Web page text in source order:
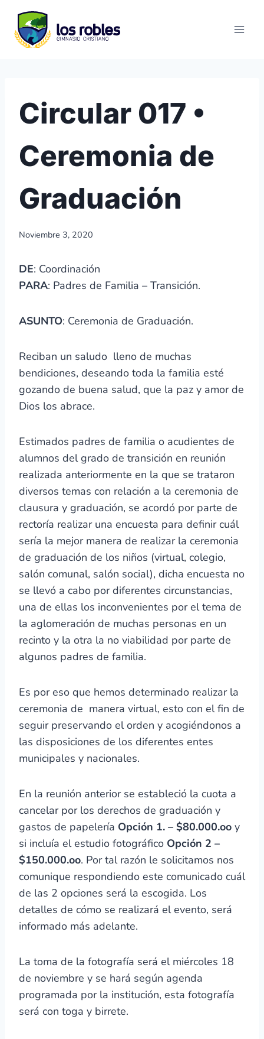
Saltar
contenido
Circular 017 •
Ceremonia de
Graduación
Noviembre 3, 2020
DE: Coordinación
PARA: Padres de Familia – Transición.
ASUNTO: Ceremonia de Graduación.
Reciban un saludo lleno de muchas
bendiciones, deseando toda la familia esté
gozando de buena salud, que la paz y amor de
Dios los abrace.
Estimados padres de familia o acudientes de
alumnos del grado de transición en reunión
realizada anteriormente en la que se trataron
diversos temas con relación a la ceremonia de
clausura y graduación, se acordó por parte de
rectoría realizar una encuesta para definir cuál
sería la mejor manera de realizar la ceremonia
de graduación de los niños (virtual, colegio,
salón comunal, salón social), dicha encuesta no
se llevó a cabo por diferentes circunstancias,
una de ellas los inconvenientes por el tema de
la aglomeración de muchas personas en un
recinto y la otra la no viabilidad por parte de
algunos padres de familia.
Es por eso que hemos determinado realizar la
ceremonia de manera virtual, esto con el fin de
seguir preservando el orden y acogiéndonos a
las disposiciones de los diferentes entes
municipales y nacionales.
En la reunión anterior se estableció la cuota a
cancelar por los derechos de graduación y
gastos de papelería Opción 1. – $80.000.oo y
si incluía el estudio fotográfico Opción 2 –
$150.000.oo. Por tal razón le solicitamos nos
comunique respondiendo este comunicado cuál
de las 2 opciones será la escogida. Los
detalles de cómo se realizará el evento, será
informado más adelante.
La toma de la fotografía será el miércoles 18
de noviembre y se hará según agenda
programada por la institución, esta fotografía
será con toga y birrete.